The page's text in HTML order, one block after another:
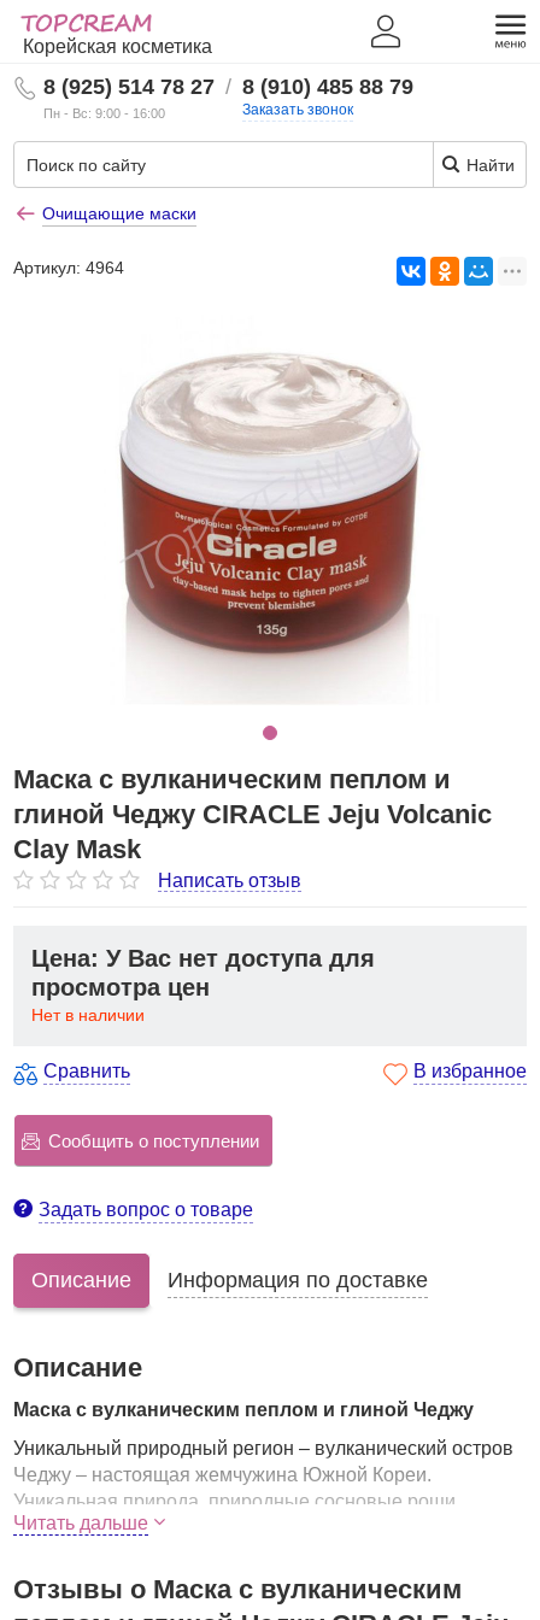
Корейская косметика
8 (925) 514 78 27
Пн - Вс: 9:00 - 16:00
/ 8 (910) 485 88 79
Заказать звонок
Найти
Очищающие маски
Артикул:4964
Маска c вулканическим пеплом и
глиной Чеджу CIRACLE Jeju Volcanic
Clay Mask
Написать отзыв
Цена: У Вас нет доступа для
просмотра цен
Нет в наличии
Сравнить В избранное
Сообщить о поступлении
Задать вопрос о товаре
Описание Информация по доставке
Описание
Маска c вулканическим пеплом и глиной Чеджу
Уникальный природный регион – вулканический остров
Чеджу – настоящая жемчужина Южной Кореи.
Уникальная природа, природные сосновые рощи,
мандариновые сады, плантации алоэ вера и чистейший
природы, а отсутствие производственных комбинатов и
прочих "следов цивилизации" позволяет почвам и
Читать дальше
Отзывы о Маска c вулканическим